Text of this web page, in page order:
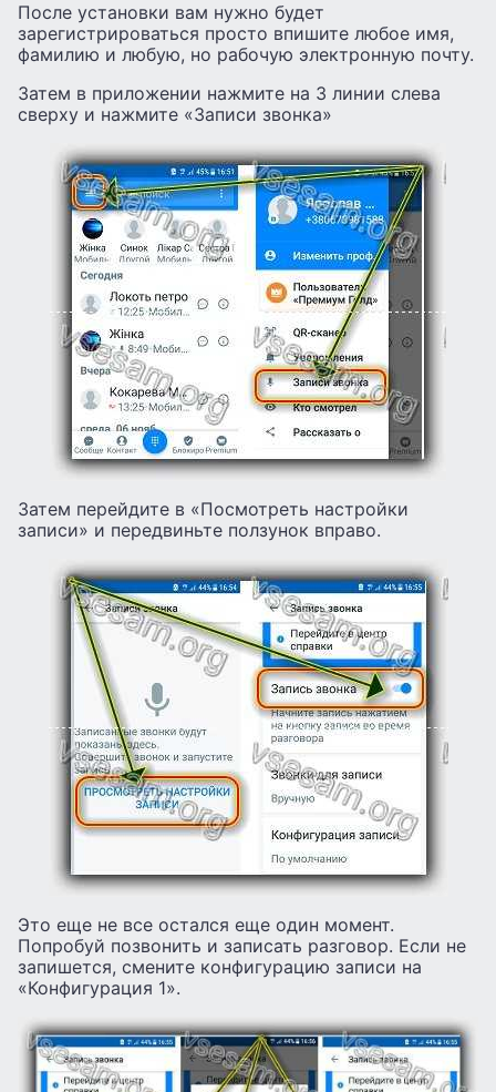
После установки вам нужно будет
зарегистрироваться просто впишите любое имя,
фамилию и любую, но рабочую электронную почту.
Затем в приложении нажмите на 3 линии слева
сверху и нажмите «Записи звонка»
Затем перейдите в «Посмотреть настройки
записи» и передвиньте ползунок вправо.
Это еще не все остался еще один момент.
Попробуй позвонить и записать разговор. Если не
запишется, смените конфигурацию записи на
«Конфигурация 1».